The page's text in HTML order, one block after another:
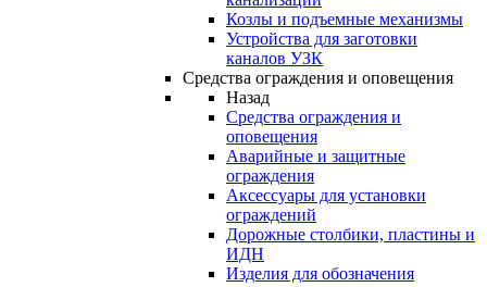
Козлы и подъемные механизмы
Устройства для заготовки
каналов УЗК
Средства ограждения и оповещения
Назад
Средства ограждения и
оповещения
Аварийные и защитные
ограждения
Аксессуары для установки
ограждений
Дорожные столбики, пластины и
ИДН
Изделия для обозначения